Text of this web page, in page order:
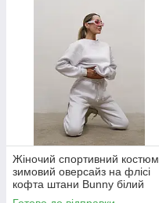
Жіночий спортивний костюм
зимовий оверсайз на флісі
кофта штани Bunny білий